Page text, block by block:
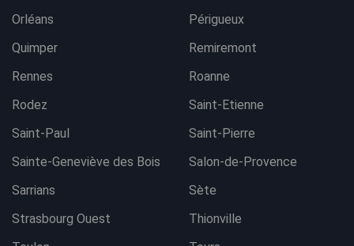
Orléans
Périgueux
Quimper
Remiremont
Rennes
Roanne
Rodez
Saint-Etienne
Saint-Paul
Saint-Pierre
Sainte-Geneviève des Bois
Salon-de-Provence
Sarrians
Sète
Strasbourg Ouest
Thionville